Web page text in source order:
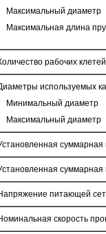
Максимальный диаметр
Максимальная длина
рабочих клетей
используемых
Минимальный диаметр
Максимальный диаметр
суммарная
суммарная
питающей
скорость